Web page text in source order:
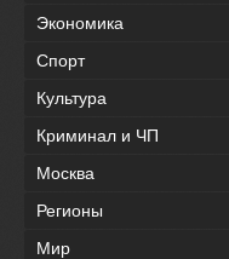
Экономика
Спорт
Культура
Криминал и ЧП
Москва
Регионы
Мир